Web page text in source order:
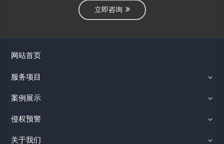
立即咨询
网站首页
服务项目
案例展示
侵权预警
关于我们